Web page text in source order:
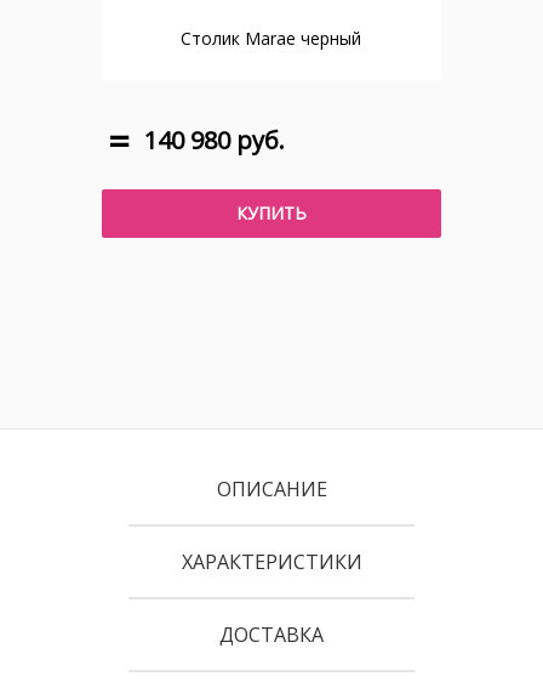
Столик Marae черный
140 980 руб.
КУПИТЬ
ОПИСАНИЕ
ХАРАКТЕРИСТИКИ
ДОСТАВКА